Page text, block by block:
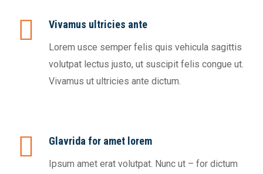
Vivamus ultricies ante
Lorem usce semper felis quis vehicula sagittis
volutpat lectus justo, ut suscipit felis congue ut.
Vivamus ut ultricies ante dictum.
Glavrida for amet lorem
Ipsum amet erat volutpat. Nunc ut – for dictum